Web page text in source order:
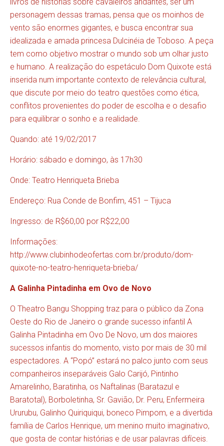
personagem dessas tramas, pensa que os moinhos de
vento são enormes gigantes, e busca encontrar sua
idealizada e amada princesa Dulcinéia de Toboso. A peça
tem como objetivo mostrar o mundo sob um olhar justo
e humano. A realização do espetáculo Dom Quixote está
inserida num importante contexto de relevância cultural,
que discute por meio do teatro questões como ética,
conflitos provenientes do poder de escolha e o desafio
para equilibrar o sonho e a realidade.
Quando: até 19/02/2017
Horário: sábado e domingo, às 17h30
Onde: Teatro Henriqueta Brieba
Endereço: Rua Conde de Bonfim, 451 – Tijuca
Ingresso: de R$60,00 por R$22,00
Informações:
http://www.clubinhodeofertas.com.br/produto/dom-
quixote-no-teatro-henriqueta-brieba/
A Galinha Pintadinha em Ovo de Novo
O Theatro Bangu Shopping traz para o público da Zona
Oeste do Rio de Janeiro o grande sucesso infantil A
Galinha Pintadinha em Ovo De Novo, um dos maiores
sucessos infantis do momento, visto por mais de 30 mil
espectadores. A “Popó” estará no palco junto com seus
companheiros inseparáveis Galo Carijó, Pintinho
Amarelinho, Baratinha, os Naftalinas (Baratazul e
Baratotal), Borboletinha, Sr. Gavião, Dr. Peru, Enfermeira
Ururubu, Galinho Quiriquiqui, boneco Pimpom, e a divertida
família de Carlos Henrique, um menino muito imaginativo,
que gosta de contar histórias e de usar palavras difíceis.